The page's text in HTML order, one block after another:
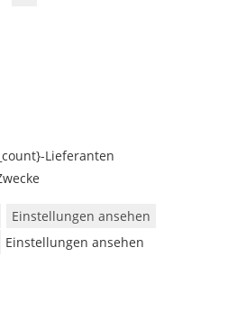
Lieferanten
Einstellungen ansehen
Einstellungen ansehen